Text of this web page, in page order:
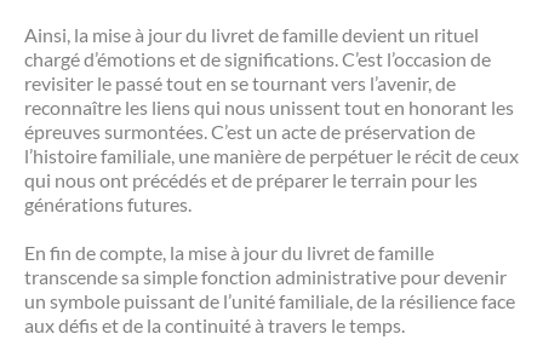
Ainsi, la mise à jour du livret de famille devient un rituel
chargé d’émotions et de significations. C’est l’occasion de
revisiter le passé tout en se tournant vers l’avenir, de
reconnaître les liens qui nous unissent tout en honorant les
épreuves surmontées. C’est un acte de préservation de
l’histoire familiale, une manière de perpétuer le récit de ceux
qui nous ont précédés et de préparer le terrain pour les
générations futures.
En fin de compte, la mise à jour du livret de famille
transcende sa simple fonction administrative pour devenir
un symbole puissant de l’unité familiale, de la résilience face
aux défis et de la continuité à travers le temps.